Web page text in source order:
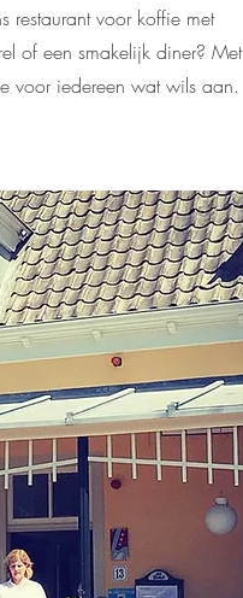
restaurant voor koffie met
of een smakelijk diner? Met
voor iedereen wat wils aan.